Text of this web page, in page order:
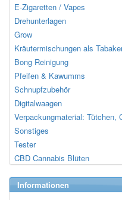
E-Zigaretten / Vapes
Drehunterlagen
Grow
Kräutermischungen als
Bong Reinigung
Pfeifen & Kawumms
Schnupfzubehör
Digitalwaagen
Verpackungmaterial:
Sonstiges
Tester
CBD Cannabis Blüten
Informationen